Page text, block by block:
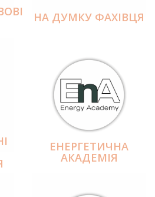
НА ДУМКУ ФАХІВЦЯ
ЕНЕРГЕТИЧНА
АКАДЕМІЯ